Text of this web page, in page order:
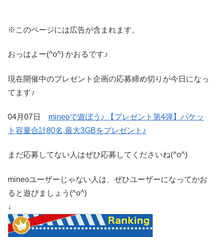
※このページには広告が含まれます。
おっはよー(^o^) かおるです♪
現在開催中のプレゼント企画の応募締め切りが今日になっ
てます♪
04月07日 mineoで遊ぼう♪ 【プレゼント第4弾】パケッ
ト容量合計80名,最大3GBをプレゼント♪
まだ応募してない人はぜひ応募してくださいね(^o^)
mineoユーザーじゃない人は、ぜひユーザーになってかお
ると遊びましょう(^o^)
↓